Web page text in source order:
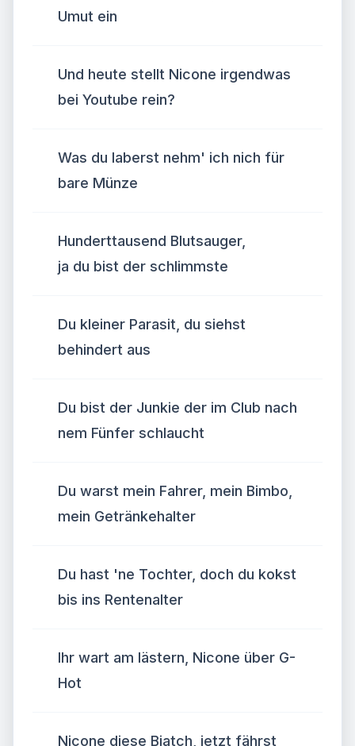
Umut ein
Und heute stellt Nicone irgendwas
bei Youtube rein?
Was du laberst nehm' ich nich für
bare Münze
Hun­dert­tau­send Blutsauger,
ja du bist der schlimmste
Du kleiner Parasit, du siehst
behindert aus
Du bist der Junkie der im Club nach
nem Fünfer schlaucht
Du warst mein Fahrer, mein Bimbo,
mein Getränkehalter
Du hast 'ne Tochter, doch du kokst
bis ins Rentenalter
Ihr wart am lästern, Nicone über G-
Hot
Nicone diese Biatch, jetzt fährst